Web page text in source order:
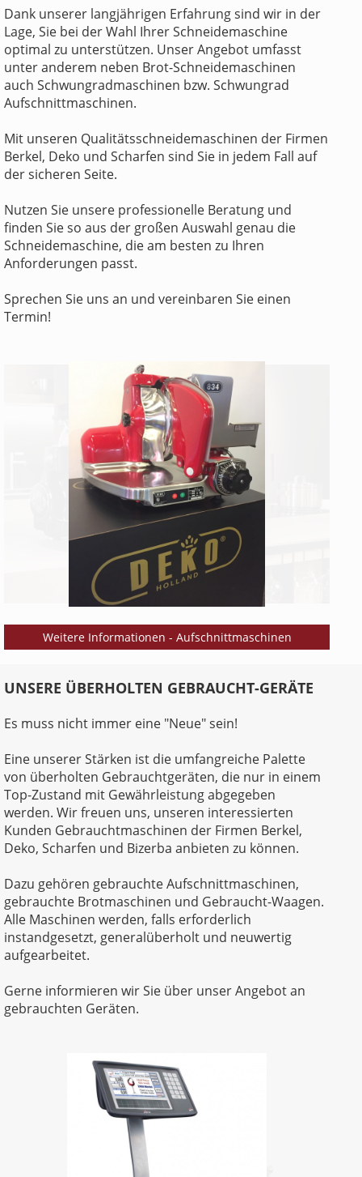
Dank unserer langjährigen Erfahrung sind wir in der
Lage, Sie bei der Wahl Ihrer Schneidemaschine
optimal zu unterstützen. Unser Angebot umfasst
unter anderem neben Brot-Schneidemaschinen
auch Schwungradmaschinen bzw. Schwungrad
Aufschnittmaschinen.
Mit unseren Qualitätsschneidemaschinen der Firmen
Berkel, Deko und Scharfen sind Sie in jedem Fall auf
der sicheren Seite.
Nutzen Sie unsere professionelle Beratung und
finden Sie so aus der großen Auswahl genau die
Schneidemaschine, die am besten zu Ihren
Anforderungen passt.
Sprechen Sie uns an und vereinbaren Sie einen
Termin!
Weitere Informationen - Aufschnittmaschinen
UNSERE ÜBERHOLTEN GEBRAUCHT-GERÄTE
Es muss nicht immer eine "Neue" sein!
Eine unserer Stärken ist die umfangreiche Palette
von überholten Gebrauchtgeräten, die nur in einem
Top-Zustand mit Gewährleistung abgegeben
werden. Wir freuen uns, unseren interessierten
Kunden Gebrauchtmaschinen der Firmen Berkel,
Deko, Scharfen und Bizerba anbieten zu können.
Dazu gehören gebrauchte Aufschnittmaschinen,
gebrauchte Brotmaschinen und Gebraucht-Waagen.
Alle Maschinen werden, falls erforderlich
instandgesetzt, generalüberholt und neuwertig
aufgearbeitet.
Gerne informieren wir Sie über unser Angebot an
gebrauchten Geräten.